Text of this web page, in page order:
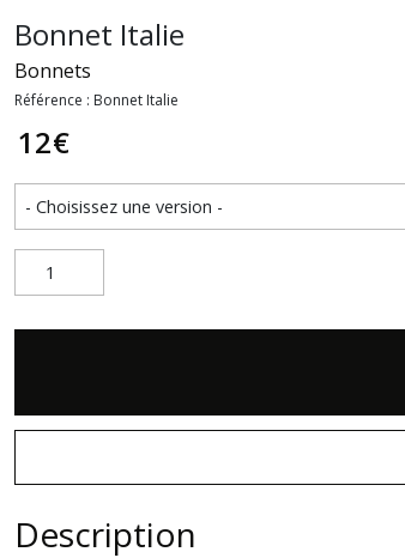
Bonnet Italie
Bonnets
Référence : Bonnet Italie
12€
Description